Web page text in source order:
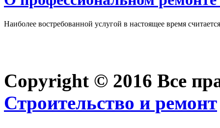
Наиболее востребованной услугой в настоящее время
Copyright © 2016 Все
Строительство и ремонт